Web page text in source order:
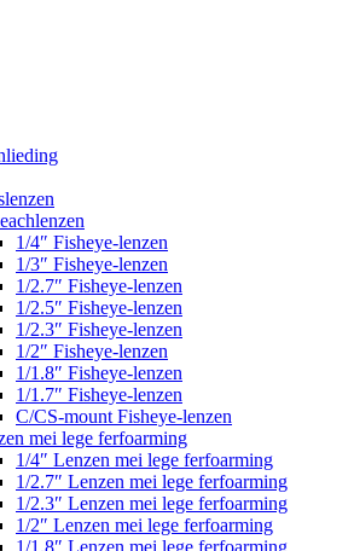
1/4″ Fisheye-lenzen
1/3″ Fisheye-lenzen
1/2.7″ Fisheye-lenzen
1/2.5″ Fisheye-lenzen
1/2.3″ Fisheye-lenzen
1/2″ Fisheye-lenzen
1/1.8″ Fisheye-lenzen
1/1.7″ Fisheye-lenzen
C/CS-mount Fisheye-lenzen
mei lege ferfoarming
1/4″ Lenzen mei lege ferfoarming
1/2.7″ Lenzen mei lege ferfoarming
1/2.3″ Lenzen mei lege ferfoarming
1/2″ Lenzen mei lege ferfoarming
1/1.8″ Lenzen mei lege ferfoarming